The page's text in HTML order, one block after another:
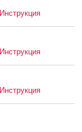
Инструкция
Инструкция
Инструкция